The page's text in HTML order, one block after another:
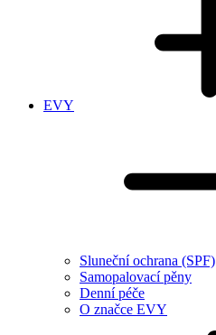
EVY
Sluneční ochrana (SPF)
Samopalovací pěny
Denní péče
O značce EVY